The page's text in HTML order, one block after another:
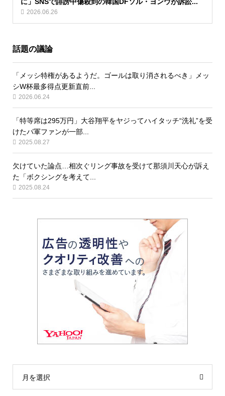
に」SNSで誹謗中傷殺到の韓国DFソル・ヨンウが訴訟...
2026.06.26
話題の議論
「メッシ特権があるようだ。ゴールは取り消されるべき」メッ
シW杯最多得点更新直前...
2026.06.24
「特等席は295万円」大谷翔平をヤジってハイタッチ“洗礼”を受
けたパ軍ファンが一部...
2025.08.27
欠けていた論点…相次ぐリング事故を受けて那須川天心が訴え
た「ボクシングを考えて...
2025.08.24
月を選択